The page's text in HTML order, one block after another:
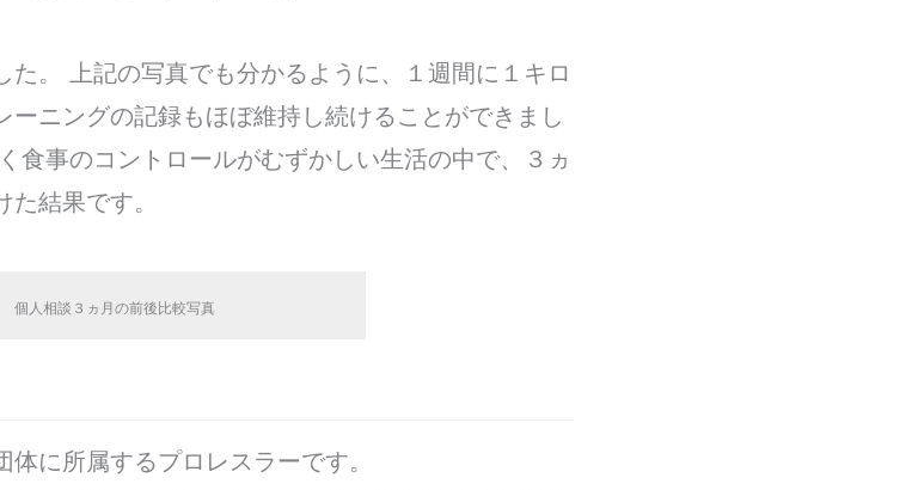
た。 上記の写真でも分かるように、１週間に１キロ
ーニングの記録もほぼ維持し続けることができまし
食事のコントロールがむずかしい生活の中で、３ヵ
結果です。
個人相談３ヵ月の前後比較写真
体に所属するプロレスラーです。